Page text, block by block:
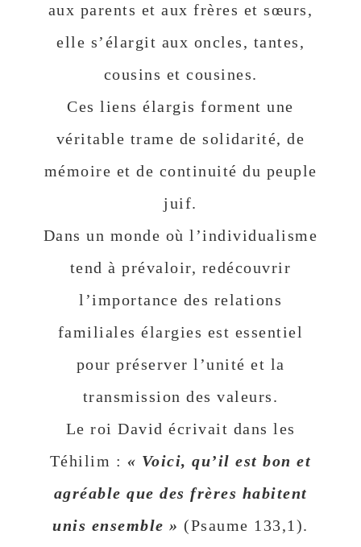
aux parents et aux frères et sœurs,
elle s’élargit aux oncles, tantes,
cousins et cousines.
Ces liens élargis forment une
véritable trame de solidarité, de
mémoire et de continuité du peuple
juif.
Dans un monde où l’individualisme
tend à prévaloir, redécouvrir
l’importance des relations
familiales élargies est essentiel
pour préserver l’unité et la
transmission des valeurs.
Le roi David écrivait dans les
Téhilim : « Voici, qu’il est bon et
agréable que des frères habitent
unis ensemble » (Psaume 133,1).